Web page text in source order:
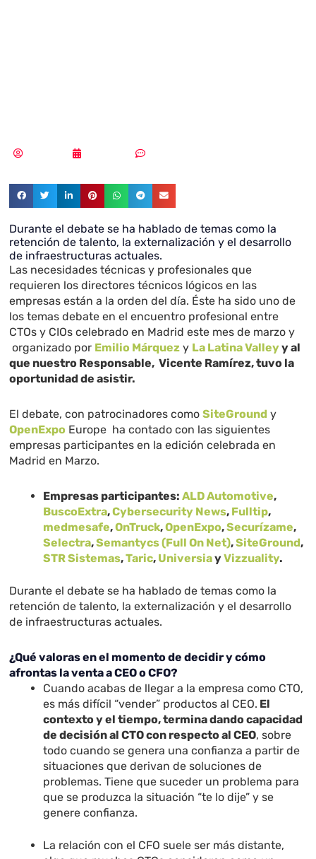
Durante el debate se ha hablado de temas como la
retención de talento, la externalización y el desarrollo
de infraestructuras actuales.
Las necesidades técnicas y profesionales que
requieren los directores técnicos lógicos en las
empresas están a la orden del día. Éste ha sido uno de
los temas debate en el encuentro profesional entre
CTOs y CIOs celebrado en Madrid este mes de marzo y
organizado por Emilio Márquez y La Latina Valleyy al
que nuestro Responsable, Vicente Ramírez, tuvo la
oportunidad de asistir.
El debate, con patrocinadores como SiteGround y
OpenExpo Europe ha contado con las siguientes
empresas participantes en la edición celebrada en
Madrid en Marzo.
Empresas participantes:ALD Automotive,
BuscoExtra,Cybersecurity News, Fulltip,
medmesafe,OnTruck,OpenExpo,Securízame,
Selectra,Semantycs (Full On Net),SiteGround,
STR Sistemas,Taric, UniversiayVizzuality.
Durante el debate se ha hablado de temas como la
retención de talento, la externalización y el desarrollo
de infraestructuras actuales.
¿Qué valoras en el momento de decidir y cómo
afrontas la venta a CEO o CFO?
Cuando acabas de llegar a la empresa como CTO,
es más difícil “vender” productos al CEO. El
contexto y el tiempo, termina dando capacidad
de decisión al CTO con respecto al CEO, sobre
todo cuando se genera una confianza a partir de
situaciones que derivan de soluciones de
problemas. Tiene que suceder un problema para
que se produzca la situación “te lo dije” y se
genere confianza.
La relación con el CFO suele ser más distante,